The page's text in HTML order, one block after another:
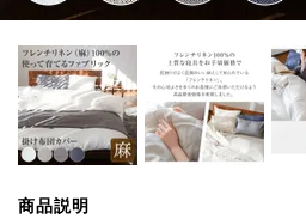
商品説明